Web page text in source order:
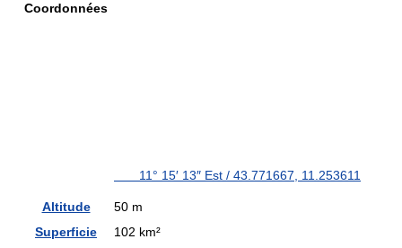
Coordonnées
11° 15′ 13″ Est / 43.771667 11.253611
Altitude
50 m
Superficie
102 km²